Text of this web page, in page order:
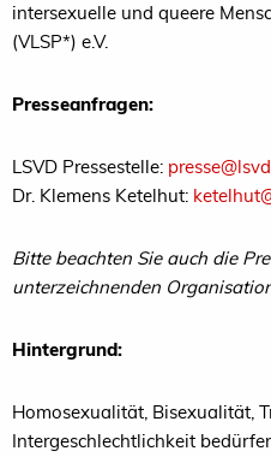
intersexuelle und queere
(VLSP*) e.V.
Presseanfragen:
LSVD Pressestelle:
Dr. Klemens Ketelhut:
Bitte beachten Sie auch die
unterzeichnenden
Hintergrund:
Homosexualität, Bisexualität,
Intergeschlechtlichkeit